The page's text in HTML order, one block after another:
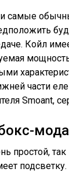
самые
Койл
части
Smoant,
мода
простой,
подсветку.